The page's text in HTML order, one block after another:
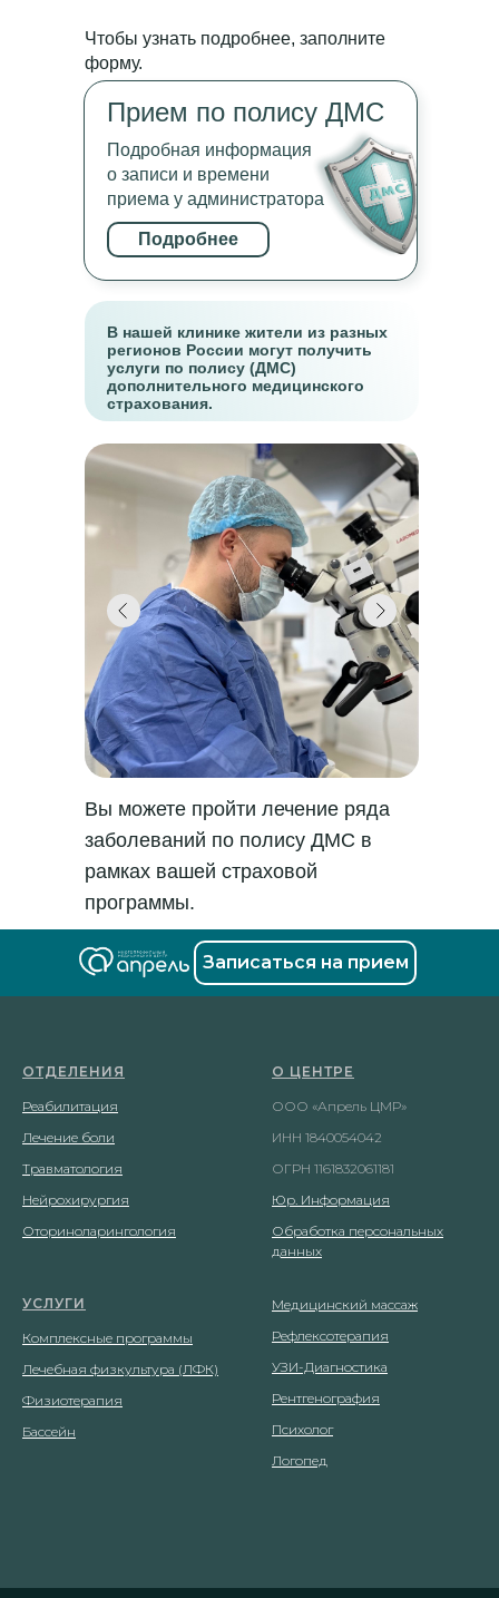
Подробнее
Подробная информация
о записи и времени
приема у администратора
Прием по полису ДМС
В нашей клинике жители из разных
регионов России могут получить
услуги по полису (ДМС)
дополнительного медицинского
страхования.
Вы можете пройти лечение ряда
заболеваний по полису ДМС в
рамках вашей страховой
программы.
Чтобы узнать подробнее, заполните
форму.
Записаться на прием
ОТДЕЛЕНИЯ
Реабилитация
Лечение боли
Травматология
Нейрохирургия
Оториноларингология
О ЦЕНТРЕ
ООО «Апрель ЦМР»
ИНН 1840054042
ОГРН 1161832061181
Юр. Информация
Обработка персональных
данных
УСЛУГИ
Комплексные программы
Лечебная физкультура (ЛФК)
Физиотерапия
Бассейн
Медицинский массаж
Рефлексотерапия
УЗИ-Диагностика
Рентгенография
Психолог
Логопед